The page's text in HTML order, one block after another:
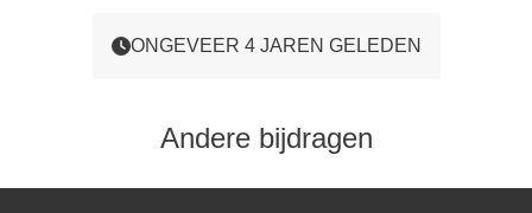
ONGEVEER 4 JAREN GELEDEN
Andere bijdragen